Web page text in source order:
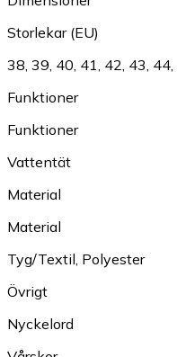
Storlekar (EU)
38 39 40 41 42 43 44
Funktioner
Funktioner
Vattentät
Material
Material
Tyg/Textil Polyester
Övrigt
Nyckelord